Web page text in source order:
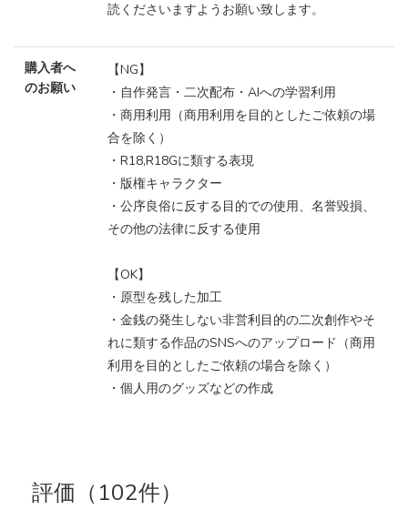
読くださいますようお願い致します。
購入者へ
のお願い
【NG】
・自作発言・二次配布・AIへの学習利用
・商用利用（商用利用を目的としたご依頼の場
合を除く）
・R18,R18Gに類する表現
・版権キャラクター
・公序良俗に反する目的での使用、名誉毀損、
その他の法律に反する使用
【OK】
・原型を残した加工
・金銭の発生しない非営利目的の二次創作やそ
れに類する作品のSNSへのアップロード（商用
利用を目的としたご依頼の場合を除く）
・個人用のグッズなどの作成
評価（102件）